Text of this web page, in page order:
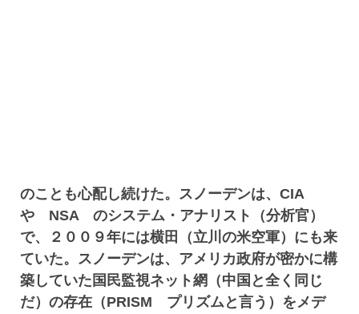
のことも心配し続けた。スノーデンは、CIA
や NSA のシステム・アナリスト（分析官）
で、２００９年には横田（立川の米空軍）にも来
ていた。スノーデンは、アメリカ政府が密かに構
築していた国民監視ネット網（中国と全く同じ
だ）の存在（PRISM プリズムと言う）をメデ